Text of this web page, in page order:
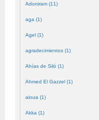
Adoniram (11)
aga (1)
Agel (1)
agradecimientos (1)
Ahías de Siló (1)
Ahmed El Gazzel (1)
aioua (1)
Akka (1)